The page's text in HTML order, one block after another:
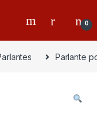
0
Parlante